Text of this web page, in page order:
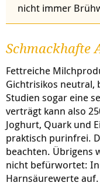
nicht immer
Schmackhafte
Fettreiche
Gichtrisikos neutral,
Studien sogar eine
verträgt kann also
Joghurt, Quark und
praktisch purinfrei.
beachten. Übrigens
nicht befürwortet:
Harnsäurewerte auf.